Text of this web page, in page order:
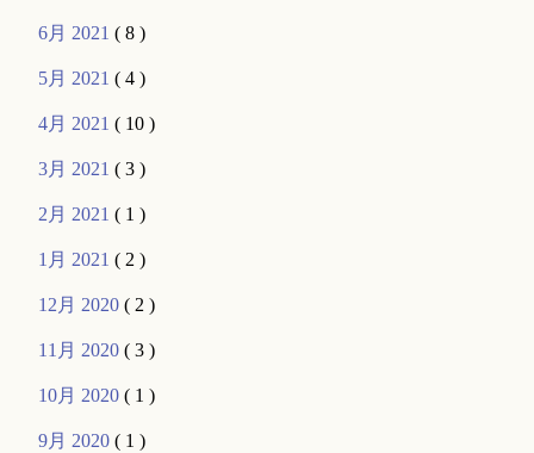
6月 2021( 8 )
5月 2021( 4 )
4月 2021( 10 )
3月 2021( 3 )
2月 2021( 1 )
1月 2021( 2 )
12月 2020( 2 )
11月 2020( 3 )
10月 2020( 1 )
9月 2020( 1 )